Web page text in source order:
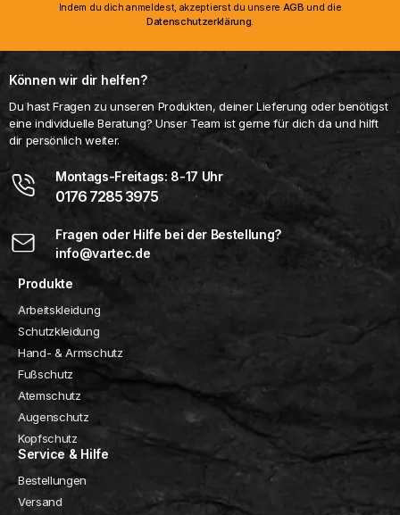
Indem du dich anmeldest, akzeptierst du unsere AGB und die
Datenschutzerklärung.
Können wir dir helfen?
Du hast Fragen zu unseren Produkten, deiner Lieferung oder benötigst
eine individuelle Beratung? Unser Team ist gerne für dich da und hilft
dir persönlich weiter.
Montags-Freitags: 8-17 Uhr
0176 7285 3975
Fragen oder Hilfe bei der Bestellung?
info@vartec.de
Produkte
Arbeitskleidung
Schutzkleidung
Hand- & Armschutz
Fußschutz
Atemschutz
Augenschutz
Kopfschutz
Service & Hilfe
Bestellungen
Versand